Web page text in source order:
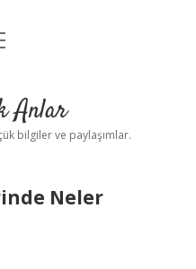
Anlar
bilgiler ve paylaşımlar.
Neler